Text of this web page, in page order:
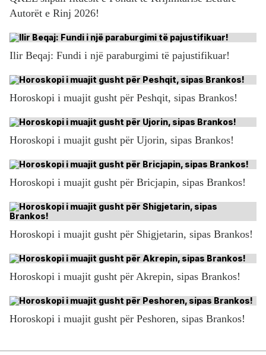
Autorët e Rinj 2026!
Ilir Beqaj: Fundi i një paraburgimi të pajustifikuar!
Horoskopi i muajit gusht për Peshqit, sipas Brankos!
Horoskopi i muajit gusht për Ujorin, sipas Brankos!
Horoskopi i muajit gusht për Bricjapin, sipas Brankos!
Horoskopi i muajit gusht për Shigjetarin, sipas Brankos!
Horoskopi i muajit gusht për Akrepin, sipas Brankos!
Horoskopi i muajit gusht për Peshoren, sipas Brankos!